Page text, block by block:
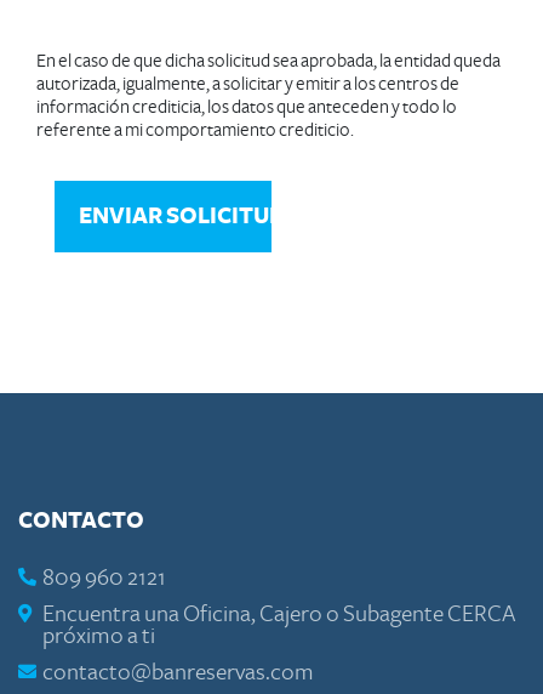
En el caso de que dicha solicitud sea aprobada, la entidad queda
autorizada, igualmente, a solicitar y emitir a los centros de
información crediticia, los datos que anteceden y todo lo
referente a mi comportamiento crediticio.
CONTACTO
809 960 2121
Encuentra una Oficina, Cajero o Subagente CERCA
próximo a ti
contacto@banreservas.com